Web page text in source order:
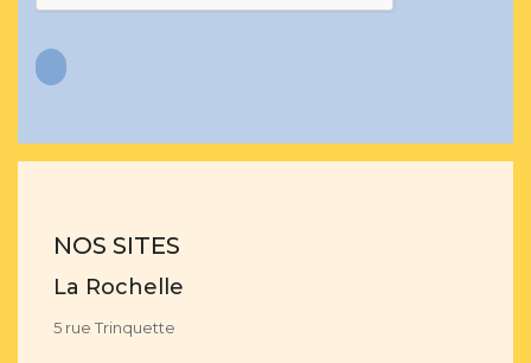
NOS SITES
La Rochelle
5 rue Trinquette